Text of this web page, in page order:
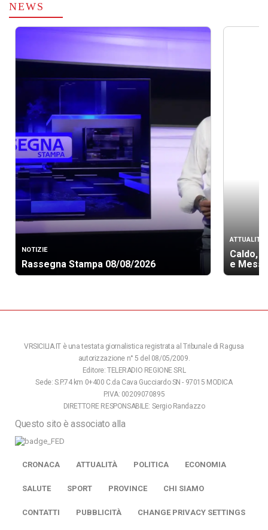
NEWS
NOTIZIE
Rassegna Stampa 08/08/2026
ATTUALITÀ
Caldo,
e
VRSICILIA.IT è una testata giornalistica registrata al Tribunale di Ragusa
autorizzazione n° 5 del 08/05/2009.
Editore: TELERADIO REGIONE SRL
Sede: S.P.74 km 0+400 C.da Cava Gucciardo SN - 97015 MODICA
P.IVA: 00209070895
DIRETTORE RESPONSABILE: Sergio Randazzo
Questo sito è associato alla
CRONACA ATTUALITÀ POLITICA ECONOMIA
SALUTE SPORT PROVINCE CHI SIAMO
CONTATTI PUBBLICITÀ CHANGE PRIVACY SETTINGS